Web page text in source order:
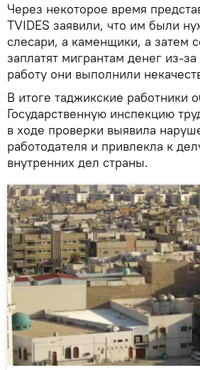
Через некоторое время
TVIDES заявили, что им были
слесари, а каменщики, а затем
заплатят мигрантам денег из-
работу они выполнили
В итоге таджикские работники
Государственную инспекцию
в ходе проверки выявила
работодателя и привлекла к
внутренних дел страны.